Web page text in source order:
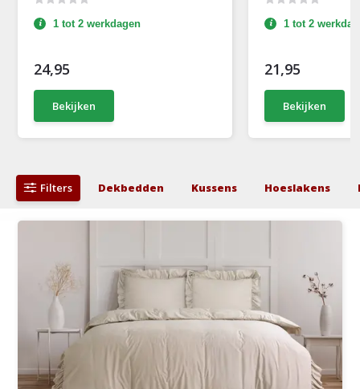
1 tot 2 werkdagen
24,95
Bekijken
1 tot 2
21,95
Bekijken
Filters Dekbedden Kussens Hoeslakens